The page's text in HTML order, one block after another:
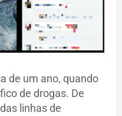
de um ano, quando
de drogas. De
linhas de